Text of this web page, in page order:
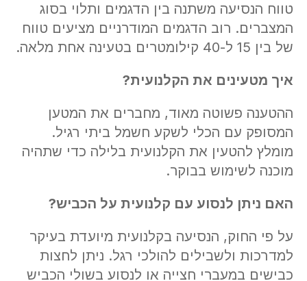
טווח הנסיעה משתנה בין הדגמים ותלוי בסוג
המצברים. רוב הדגמים המודרניים מציעים טווח
של בין 15 ל-40 קילומטרים בטעינה אחת מלאה.
איך מטעינים את הקלנועית?
ההטענה פשוטה מאוד, מחברים את המטען
המסופק עם הכלי לשקע חשמל ביתי רגיל.
מומלץ להטעין את הקלנועית בלילה כדי שתהיה
מוכנה לשימוש בבוקר.
האם ניתן לנסוע עם קלנועית על הכביש?
על פי החוק, הנסיעה בקלנועית מיועדת בעיקר
למדרכות ולשבילים להולכי רגל. ניתן לחצות
כבישים במעברי חצייה או לנסוע בשולי הכביש